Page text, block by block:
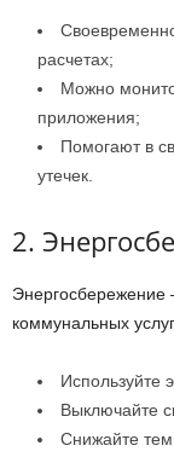
расчетах;
Можно
приложения;
Помогают в
утечек.
2.
коммунальных
Используйте
Выключайте
Снижайте